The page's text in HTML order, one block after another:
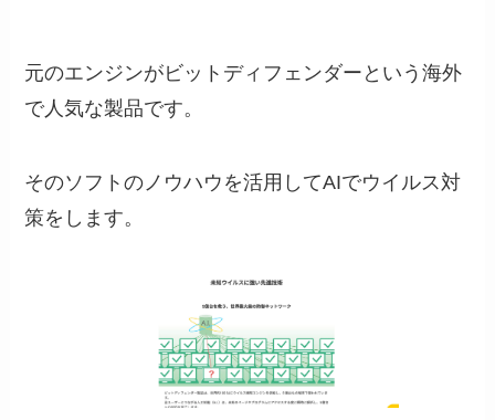
元のエンジンがビットディフェンダーという海外
で人気な製品です。
そのソフトのノウハウを活用してAIでウイルス対
策をします。